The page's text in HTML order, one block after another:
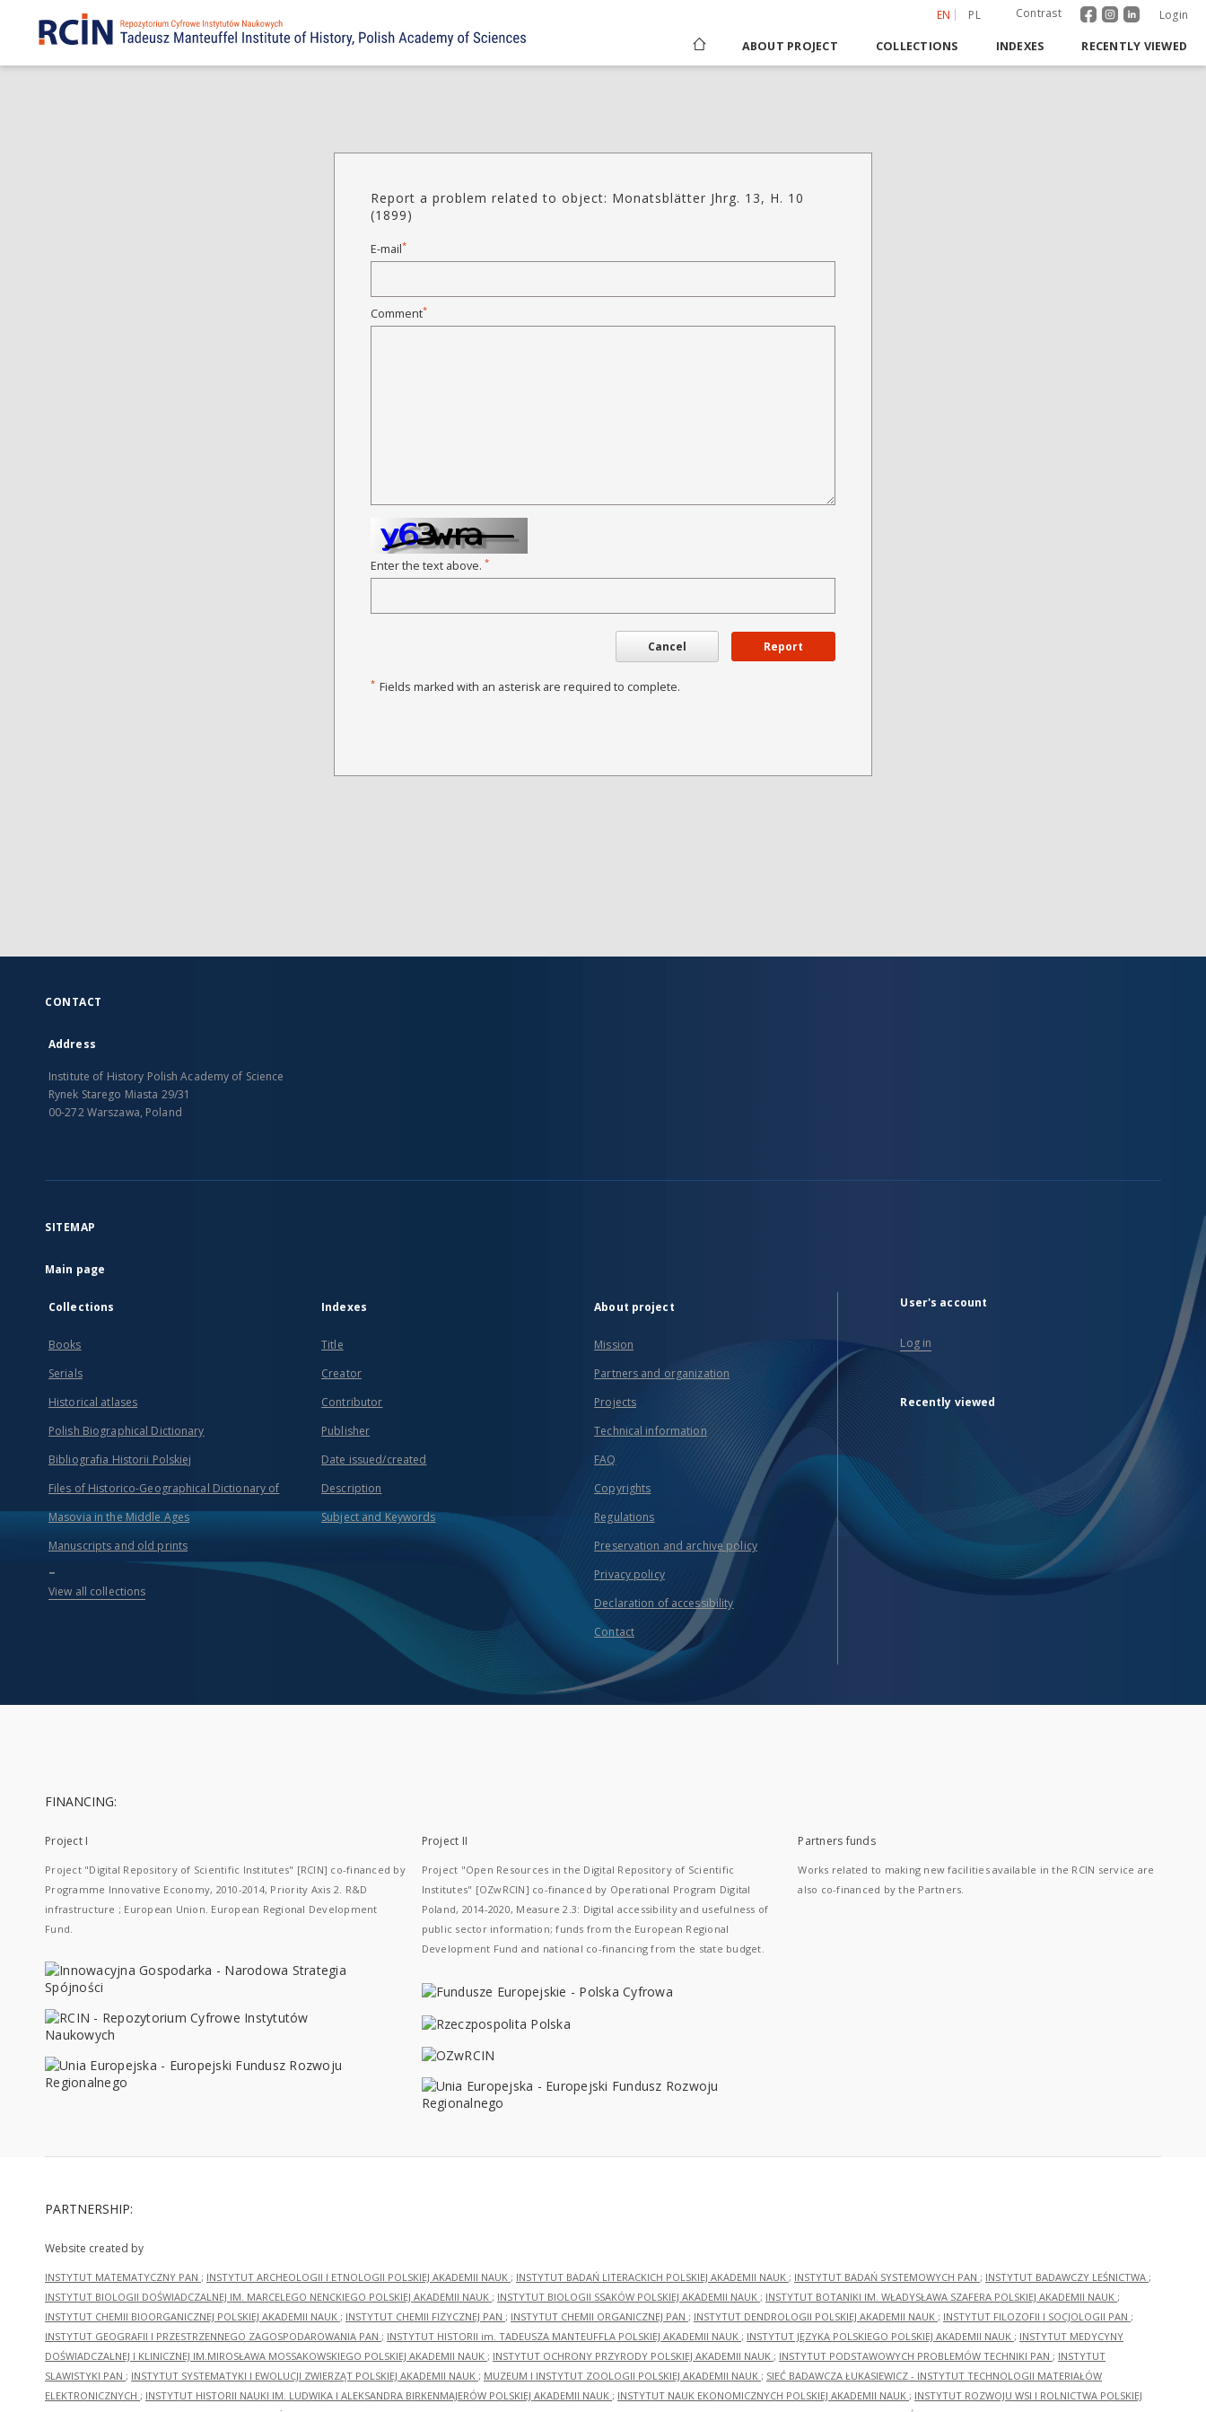
EN PL Contrast Login
ABOUT PROJECT COLLECTIONS INDEXES RECENTLY VIEWED
Report a problem related to object: Monatsblätter Jhrg. 13, H. 10
(1899)
E-mail*
Comment*
Enter the text above. *
Cancel Report
* Fields marked with an asterisk are required to complete.
CONTACT
Address
Institute of History Polish Academy of Science
Rynek Starego Miasta 29/31
00-272 Warszawa, Poland
SITEMAP
Main page
Collections
Books
Serials
Historical atlases
Polish Biographical Dictionary
Bibliografia Historii Polskiej
Files of Historico-Geographical Dictionary of
Masovia in the Middle Ages
Manuscripts and old prints
...
View all collections
Indexes
Title
Creator
Contributor
Publisher
Date issued/created
Description
Subject and Keywords
About project
Mission
Partners and organization
Projects
Technical information
FAQ
Copyrights
Regulations
Preservation and archive policy
Privacy policy
Declaration of accessibility
Contact
User's account
Log in
Recently viewed
FINANCING:
Project I
Project "Digital Repository of Scientific Institutes" [RCIN] co-financed by
Programme Innovative Economy, 2010-2014, Priority Axis 2. R&D
infrastructure ; European Union. European Regional Development
Fund.
Project II
Project "Open Resources in the Digital Repository of Scientific
Institutes" [OZwRCIN] co-financed by Operational Program Digital
Poland, 2014-2020, Measure 2.3: Digital accessibility and usefulness of
public sector information; funds from the European Regional
Development Fund and national co-financing from the state budget.
Partners funds
Works related to making new facilities available in the RCIN service are
also co-financed by the Partners.
PARTNERSHIP:
Website created by
INSTYTUT MATEMATYCZNY PAN ; INSTYTUT ARCHEOLOGII I ETNOLOGII POLSKIEJ AKADEMII NAUK ; INSTYTUT BADAŃ LITERACKICH POLSKIEJ AKADEMII NAUK ; INSTYTUT BADAŃ SYSTEMOWYCH PAN ; INSTYTUT BADAWCZY LEŚNICTWA ;
INSTYTUT BIOLOGII DOŚWIADCZALNEJ IM. MARCELEGO NENCKIEGO POLSKIEJ AKADEMII NAUK ; INSTYTUT BIOLOGII SSAKÓW POLSKIEJ AKADEMII NAUK ; INSTYTUT BOTANIKI IM. WŁADYSŁAWA SZAFERA POLSKIEJ AKADEMII NAUK ;
INSTYTUT CHEMII BIOORGANICZNEJ POLSKIEJ AKADEMII NAUK ; INSTYTUT CHEMII FIZYCZNEJ PAN ; INSTYTUT CHEMII ORGANICZNEJ PAN ; INSTYTUT DENDROLOGII POLSKIEJ AKADEMII NAUK ; INSTYTUT FILOZOFII I SOCJOLOGII PAN ;
INSTYTUT GEOGRAFII I PRZESTRZENNEGO ZAGOSPODAROWANIA PAN ; INSTYTUT HISTORII im. TADEUSZA MANTEUFFLA POLSKIEJ AKADEMII NAUK ; INSTYTUT JĘZYKA POLSKIEGO POLSKIEJ AKADEMII NAUK ; INSTYTUT MEDYCYNY
DOŚWIADCZALNEJ I KLINICZNEJ IM.MIROSŁAWA MOSSAKOWSKIEGO POLSKIEJ AKADEMII NAUK ; INSTYTUT OCHRONY PRZYRODY POLSKIEJ AKADEMII NAUK ; INSTYTUT PODSTAWOWYCH PROBLEMÓW TECHNIKI PAN ; INSTYTUT
SLAWISTYKI PAN ; INSTYTUT SYSTEMATYKI I EWOLUCJI ZWIERZĄT POLSKIEJ AKADEMII NAUK ; MUZEUM I INSTYTUT ZOOLOGII POLSKIEJ AKADEMII NAUK ; SIEĆ BADAWCZA ŁUKASIEWICZ - INSTYTUT TECHNOLOGII MATERIAŁÓW
ELEKTRONICZNYCH ; INSTYTUT HISTORII NAUKI IM. LUDWIKA I ALEKSANDRA BIRKENMAJERÓW POLSKIEJ AKADEMII NAUK ; INSTYTUT NAUK EKONOMICZNYCH POLSKIEJ AKADEMII NAUK ; INSTYTUT ROZWOJU WSI I ROLNICTWA POLSKIEJ